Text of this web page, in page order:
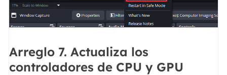
Arreglo 7. Actualiza los
controladores de CPU y GPU